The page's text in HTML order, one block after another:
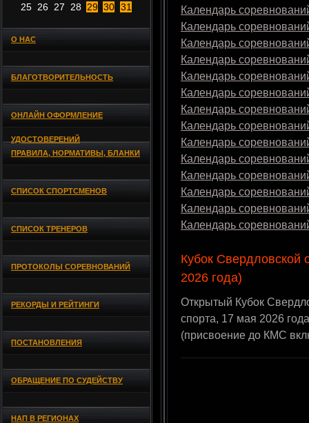
25 26 27 28 29 30 31
О НАС
БЛАГОТВОРИТЕЛЬНОСТЬ
ОНЛАЙН ОФОРМЛЕНИЕ
УДОСТОВЕРЕНИЙ
ПРАВИЛА, НОРМАТИВЫ, БЛАНКИ
СПИСОК СПОРТСМЕНОВ
СПИСОК ТРЕНЕРОВ
ПРОТОКОЛЫ СОРЕВНОВАНИЙ
РЕКОРДЫ И РЕЙТИНГИ
ПОСТАНОВЛЕНИЯ
ОБРАЩЕНИЕ ПО СУДЕЙСТВУ
НАП В РЕГИОНАХ
Календарь
Календарь
Календарь
Календарь
Календарь
Календарь
Календарь
Календарь
Календарь
Календарь
Календарь
Календарь
Календарь
Календарь
Кубок Свердловской
2026 года)
Открытый Кубок
спорта, 17 мая 2026
(присвоение до КМС